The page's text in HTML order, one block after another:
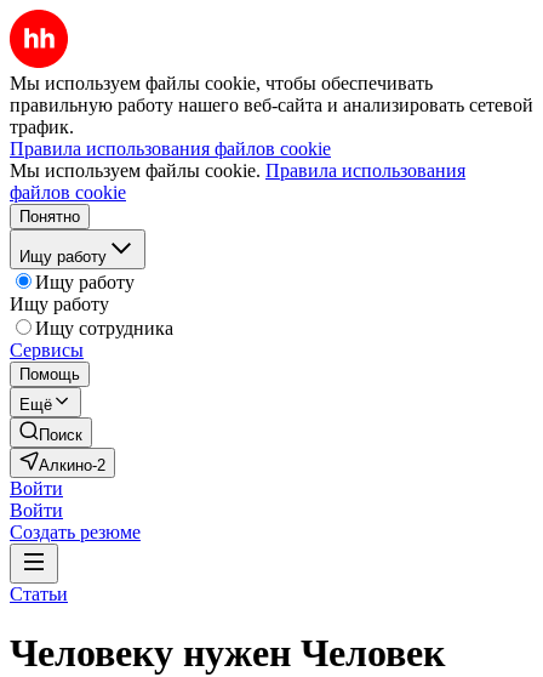
Мы используем файлы cookie, чтобы обеспечивать
правильную работу нашего веб-сайта и анализировать сетевой
трафик.
Правила использования файлов cookie
Мы используем файлы cookie. Правила использования
файлов cookie
Понятно
Ищу работу
Ищу работу
Ищу работу
Ищу сотрудника
Сервисы
Помощь
Ещё
Поиск
Алкино-2
Войти
Войти
Создать резюме
Статьи
Человеку нужен Человек